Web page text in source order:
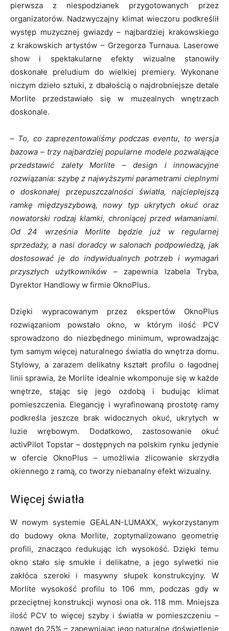
pierwsza z niespodzianek przygotowanych przez
organizatorów. Nadzwyczajny klimat wieczoru podkreślił
występ muzycznej gwiazdy – najbardziej krakowskiego
z krakowskich artystów – Grzegorza Turnaua. Laserowe
show i spektakularne efekty wizualne stanowiły
doskonałe preludium do wielkiej premiery. Wykonane
niczym dzieło sztuki, z dbałością o najdrobniejsze detale
Morlite przedstawiało się w muzealnych wnętrzach
doskonale.
– To, co zaprezentowaliśmy podczas eventu, to wersja
bazowa – trzy najbardziej popularne modele pozwalające
przedstawić zalety Morlite – design i innowacyjne
rozwiązania: szybę z najwyższymi parametrami cieplnymi
o doskonałej przepuszczalności światła, najcieplejszą
ramkę międzyszybową, nowy typ ukrytych okuć oraz
nowatorski rodzaj klamki, chroniącej przed włamaniami.
Od 24 września Morlite będzie już w regularnej
sprzedaży, a nasi doradcy w salonach podpowiedzą, jak
dostosować je do indywidualnych potrzeb i wymagań
przyszłych użytkowników
– zapewnia Izabela Tryba,
Dyrektor Handlowy w firmie OknoPlus.
Dzięki wypracowanym przez ekspertów OknoPlus
rozwiązaniom powstało okno, w którym ilość PCV
sprowadzono do niezbędnego minimum, wprowadzając
tym samym więcej naturalnego światła do wnętrza domu.
Stylowy, a zarazem delikatny kształt profilu o łagodnej
linii sprawia, że Morlite idealnie wkomponuje się w każde
wnętrze, stając się jego ozdobą i budując klimat
pomieszczenia. Elegancję i wyrafinowaną prostotę ramy
podkreśla jeszcze brak widocznych okuć, ukrytych w
luzie wrębowym. Dodatkowo, zastosowanie okuć
activPilot Topstar – dostępnych na polskim rynku jedynie
w ofercie OknoPlus – umożliwia zlicowanie skrzydła
okiennego z ramą, co tworzy niebanalny efekt wizualny.
Więcej światła
W nowym systemie GEALAN-LUMAXX, wykorzystanym
do budowy okna Morlite, zoptymalizowano geometrię
profili, znacząco redukując ich wysokość. Dzięki temu
okno stało się smukłe i delikatne, a jego sylwetki nie
zakłóca szeroki i masywny słupek konstrukcyjny. W
Morlite wysokość profilu to 106 mm, podczas gdy w
przeciętnej konstrukcji wynosi ona ok. 118 mm. Mniejsza
ilość PCV to więcej szyby i światła w pomieszczeniu –
nawet do 25% – zapewniając jego naturalne doświetlenie